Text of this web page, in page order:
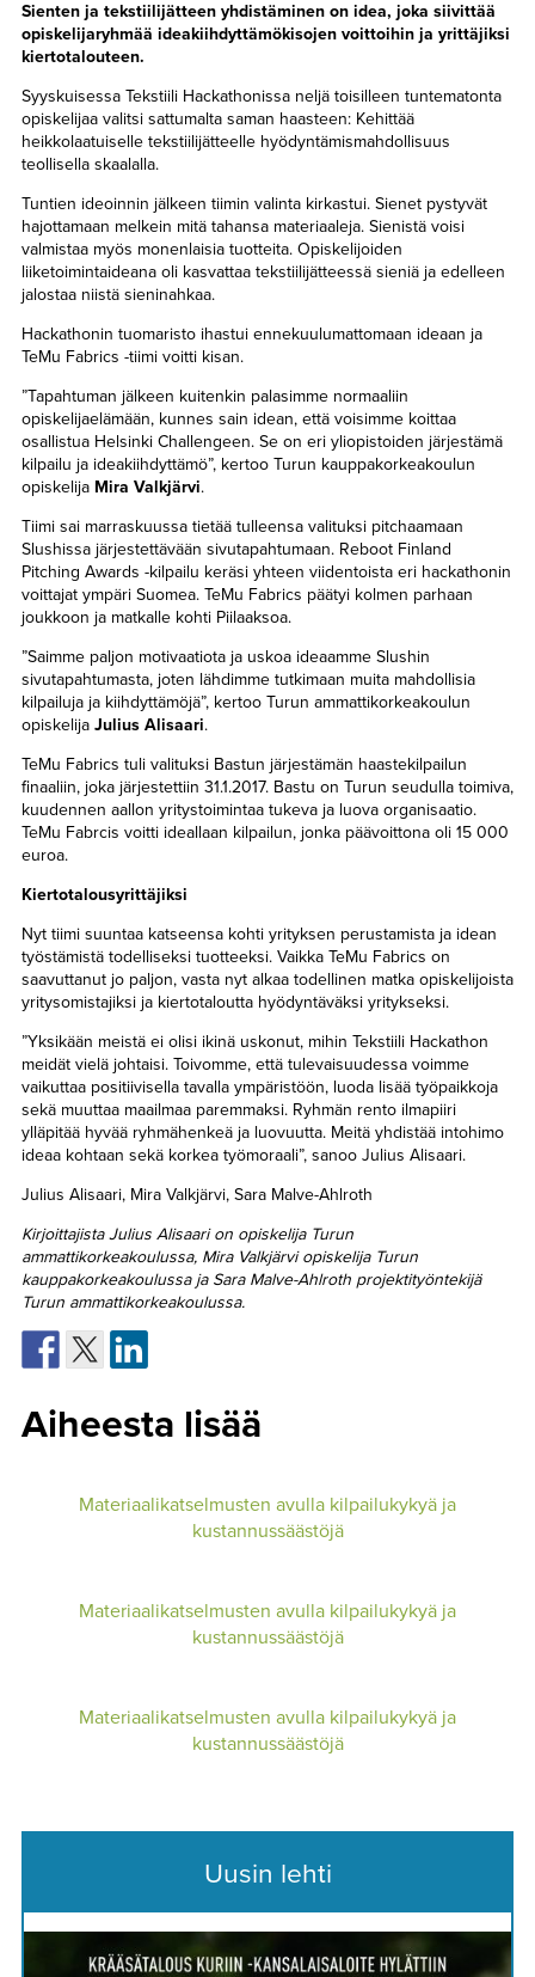
Sienten ja tekstiilijätteen yhdistäminen on idea, joka siivittää
opiskelijaryhmää ideakiihdyttämökisojen voittoihin ja yrittäjiksi
kiertotalouteen.
Syyskuisessa Tekstiili Hackathonissa neljä toisilleen tuntematonta
opiskelijaa valitsi sattumalta saman haasteen: Kehittää
heikkolaatuiselle tekstiilijätteelle hyödyntämismahdollisuus
teollisella skaalalla.
Tuntien ideoinnin jälkeen tiimin valinta kirkastui. Sienet pystyvät
hajottamaan melkein mitä tahansa materiaaleja. Sienistä voisi
valmistaa myös monenlaisia tuotteita. Opiskelijoiden
liiketoimintaideana oli kasvattaa tekstiilijätteessä sieniä ja edelleen
jalostaa niistä sieninahkaa.
Hackathonin tuomaristo ihastui ennekuulumattomaan ideaan ja
TeMu Fabrics -tiimi voitti kisan.
”Tapahtuman jälkeen kuitenkin palasimme normaaliin
opiskelijaelämään, kunnes sain idean, että voisimme koittaa
osallistua Helsinki Challengeen. Se on eri yliopistoiden järjestämä
kilpailu ja ideakiihdyttämö”, kertoo Turun kauppakorkeakoulun
opiskelija Mira Valkjärvi.
Tiimi sai marraskuussa tietää tulleensa valituksi pitchaamaan
Slushissa järjestettävään sivutapahtumaan. Reboot Finland
Pitching Awards -kilpailu keräsi yhteen viidentoista eri hackathonin
voittajat ympäri Suomea. TeMu Fabrics päätyi kolmen parhaan
joukkoon ja matkalle kohti Piilaaksoa.
”Saimme paljon motivaatiota ja uskoa ideaamme Slushin
sivutapahtumasta, joten lähdimme tutkimaan muita mahdollisia
kilpailuja ja kiihdyttämöjä”, kertoo Turun ammattikorkeakoulun
opiskelija Julius Alisaari.
TeMu Fabrics tuli valituksi Bastun järjestämän haastekilpailun
finaaliin, joka järjestettiin 31.1.2017. Bastu on Turun seudulla toimiva,
kuudennen aallon yritystoimintaa tukeva ja luova organisaatio.
TeMu Fabrcis voitti ideallaan kilpailun, jonka päävoittona oli 15 000
euroa.
Kiertotalousyrittäjiksi
Nyt tiimi suuntaa katseensa kohti yrityksen perustamista ja idean
työstämistä todelliseksi tuotteeksi. Vaikka TeMu Fabrics on
saavuttanut jo paljon, vasta nyt alkaa todellinen matka opiskelijoista
yritysomistajiksi ja kiertotaloutta hyödyntäväksi yritykseksi.
”Yksikään meistä ei olisi ikinä uskonut, mihin Tekstiili Hackathon
meidät vielä johtaisi. Toivomme, että tulevaisuudessa voimme
vaikuttaa positiivisella tavalla ympäristöön, luoda lisää työpaikkoja
sekä muuttaa maailmaa paremmaksi. Ryhmän rento ilmapiiri
ylläpitää hyvää ryhmähenkeä ja luovuutta. Meitä yhdistää intohimo
ideaa kohtaan sekä korkea työmoraali”, sanoo Julius Alisaari.
Julius Alisaari, Mira Valkjärvi, Sara Malve-Ahlroth
Kirjoittajista Julius Alisaari on opiskelija Turun
ammattikorkeakoulussa, Mira Valkjärvi opiskelija Turun
kauppakorkeakoulussa ja Sara Malve-Ahlroth projektityöntekijä
Turun ammattikorkeakoulussa.
Aiheesta lisää
Materiaalikatselmusten avulla kilpailukykyä ja
kustannussäästöjä
Materiaalikatselmusten avulla kilpailukykyä ja
kustannussäästöjä
Materiaalikatselmusten avulla kilpailukykyä ja
kustannussäästöjä
Uusin lehti